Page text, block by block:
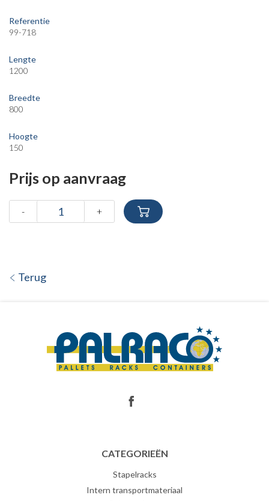
Referentie
99-718
Lengte
1200
Breedte
800
Hoogte
150
Prijs op aanvraag
- +
Terug
CATEGORIEËN
Stapelracks
Intern transportmateriaal